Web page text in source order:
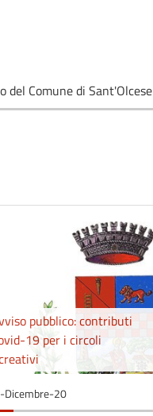
Comune di Sant'Olcese
pubblico: contributi
19 per i circoli
Dicembre-20